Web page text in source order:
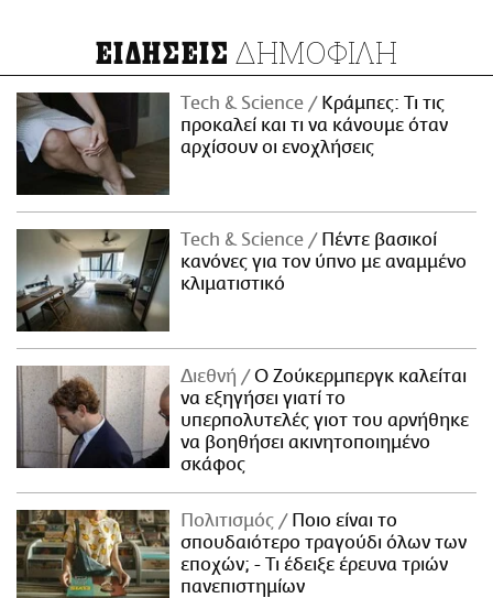
ΕΙΔΗΣΕΙΣ ΔΗΜΟΦΙΛΗ
Τech & Science
Κράμπες: Τι τις
προκαλεί και τι να κάνουμε όταν
αρχίσουν οι ενοχλήσεις
Τech & Science
Πέντε βασικοί
κανόνες για τον ύπνο με αναμμένο
κλιματιστικό
Διεθνή
Ο Ζούκερμπεργκ καλείται
να εξηγήσει γιατί το
υπερπολυτελές γιοτ του αρνήθηκε
να βοηθήσει ακινητοποιημένο
σκάφος
Πολιτισμός
Ποιο είναι το
σπουδαιότερο τραγούδι όλων των
εποχών; - Τι έδειξε έρευνα τριών
πανεπιστημίων